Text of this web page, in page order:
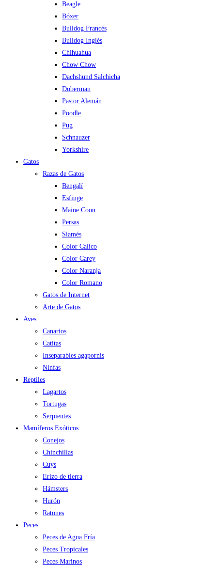
Beagle
Bóxer
Bulldog Francés
Bulldog Inglés
Chihuahua
Chow Chow
Dachshund Salchicha
Doberman
Pastor Alemán
Poodle
Pug
Schnauzer
Yorkshire
Gatos
Razas de Gatos
Bengalí
Esfinge
Maine Coon
Persas
Siamés
Color Calico
Color Carey
Color Naranja
Color Romano
Gatos de Internet
Arte de Gatos
Aves
Canarios
Catitas
Inseparables agapornis
Ninfas
Reptiles
Lagartos
Tortugas
Serpientes
Mamíferos Exóticos
Conejos
Chinchillas
Cuys
Erizo de tierra
Hámsters
Hurón
Ratones
Peces
Peces de Agua Fría
Peces Tropicales
Peces Marinos